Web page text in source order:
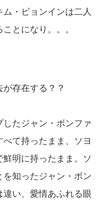
・ビョンインは二人
とになり。。。
存在する？？
たジャン・ボンファ
て持ったまま、ソヨ
明に持ったまま。ソ
知ったジャン・ボン
い、愛情あふれる眼